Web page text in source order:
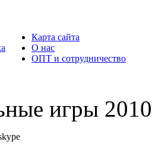
Карта сайта
О нас
ОПТ и сотрудничество